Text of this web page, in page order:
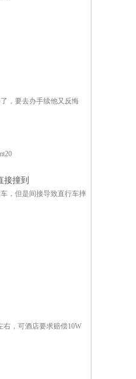
，要去办手续他又反悔
接撞到
，但是间接导致直行车摔
，可酒店要求赔偿10W